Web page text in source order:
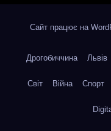
Сайт працює на
Дрогобиччина Львів
Світ Війна Спорт